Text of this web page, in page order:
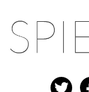
Inhalt
springen